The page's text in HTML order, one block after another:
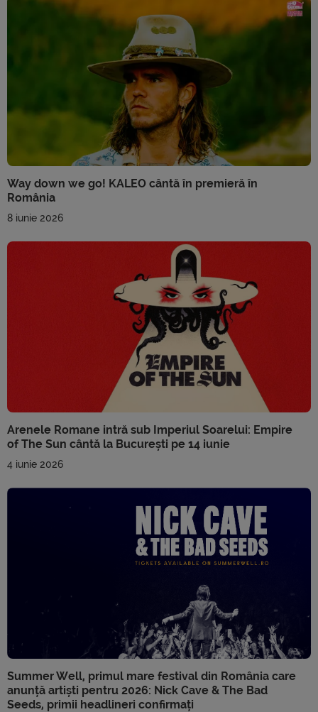
Way down we go! KALEO cântă în premieră în
România
8 iunie 2026
Arenele Romane intră sub Imperiul Soarelui: Empire
of The Sun cântă la București pe 14 iunie
4 iunie 2026
Summer Well, primul mare festival din România care
anunță artiști pentru 2026: Nick Cave & The Bad
Seeds, primii headlineri confirmați